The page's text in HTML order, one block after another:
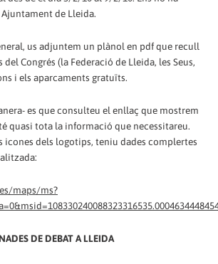
de Lleida.
us adjuntem un plànol en pdf que recull
Congrés (la Federació de Lleida, les Seus,
i els aparcaments gratuïts.
es que consulteu el enllaç que mostrem
quasi tota la informació que necessitareu.
icones dels logotips, teniu dades complertes
maps/ms?
DE DEBAT A LLEIDA